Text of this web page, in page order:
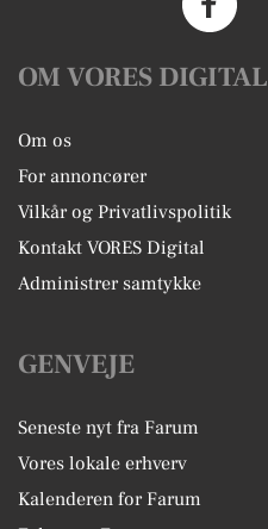
OM VORES DIGITAL
Om os
For annoncører
Vilkår og Privatlivspolitik
Kontakt VORES Digital
Administrer samtykke
GENVEJE
Seneste nyt fra Farum
Vores lokale erhverv
Kalenderen for Farum